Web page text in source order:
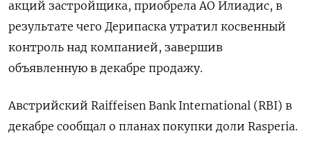
акций застройщика, приобрела АО Илиадис, в
результате чего Дерипаска утратил косвенный
контроль над компанией, завершив
объявленную в декабре продажу.
Австрийский Raiffeisen Bank International (RBI) в
декабре сообщал о планах покупки доли Rasperia.